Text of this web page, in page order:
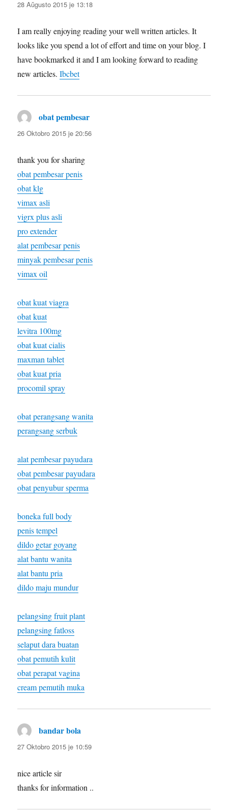
28 Aŭgusto 2015 je 13:18
I am really enjoying reading your well written articles. It
looks like you spend a lot of effort and time on your blog. I
have bookmarked it and I am looking forward to reading
new articles.Ibcbet
obat pembesar
26 Oktobro 2015 je 20:56
thank you for sharing
obat pembesar penis
obat klg
vimax asli
vigrx plus asli
pro extender
alat pembesar penis
minyak pembesar penis
vimax oil
obat kuat viagra
obat kuat
levitra 100mg
obat kuat cialis
maxman tablet
obat kuat pria
procomil spray
obat perangsang wanita
perangsang serbuk
alat pembesar payudara
obat pembesar payudara
obat penyubur sperma
boneka full body
penis tempel
dildo getar goyang
alat bantu wanita
alat bantu pria
dildo maju mundur
pelangsing fruit plant
pelangsing fatloss
selaput dara buatan
obat pemutih kulit
obat perapat vagina
cream pemutih muka
bandar bola
27 Oktobro 2015 je 10:59
nice article sir
thanks for information ..